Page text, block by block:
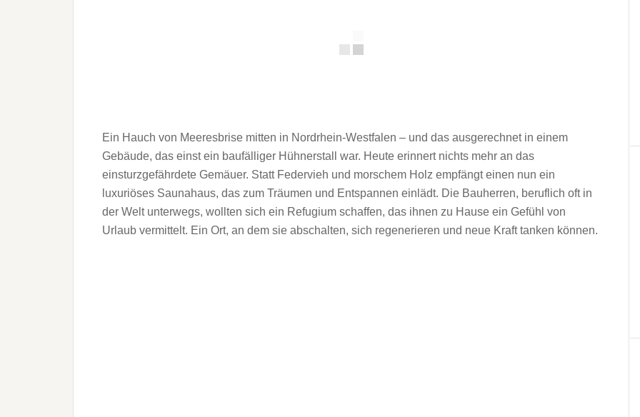
Ein Hauch von Meeresbrise mitten in Nordrhein-Westfalen – und das ausgerechnet in einem
Gebäude, das einst ein baufälliger Hühnerstall war. Heute erinnert nichts mehr an das
einsturzgefährdete Gemäuer. Statt Federvieh und morschem Holz empfängt einen nun ein
luxuriöses Saunahaus, das zum Träumen und Entspannen einlädt. Die Bauherren, beruflich oft in
der Welt unterwegs, wollten sich ein Refugium schaffen, das ihnen zu Hause ein Gefühl von
Urlaub vermittelt. Ein Ort, an dem sie abschalten, sich regenerieren und neue Kraft tanken können.